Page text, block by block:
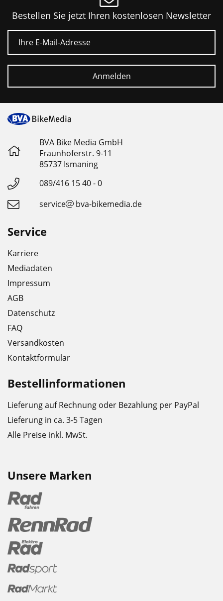
Bestellen Sie jetzt Ihren kostenlosen Newsletter
E-Mail
Anmelden
BVA Bike Media GmbH
Fraunhoferstr. 9-11
85737 Ismaning
089/416 15 40 - 0
service
bva-bikemedia.de
Service
Karriere
Mediadaten
Impressum
AGB
Datenschutz
FAQ
Versandkosten
Kontaktformular
Bestellinformationen
Lieferung auf Rechnung oder Bezahlung per PayPal
Lieferung in ca. 3-5 Tagen
Alle Preise inkl. MwSt.
Unsere Marken